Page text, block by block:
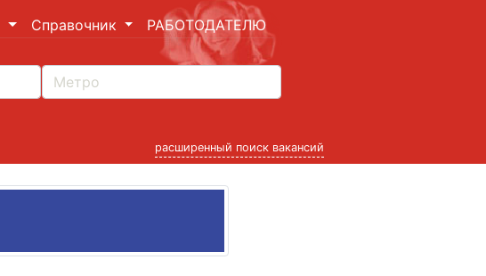
Справочник РАБОТОДАТЕЛЮ
расширенный поиск вакансий